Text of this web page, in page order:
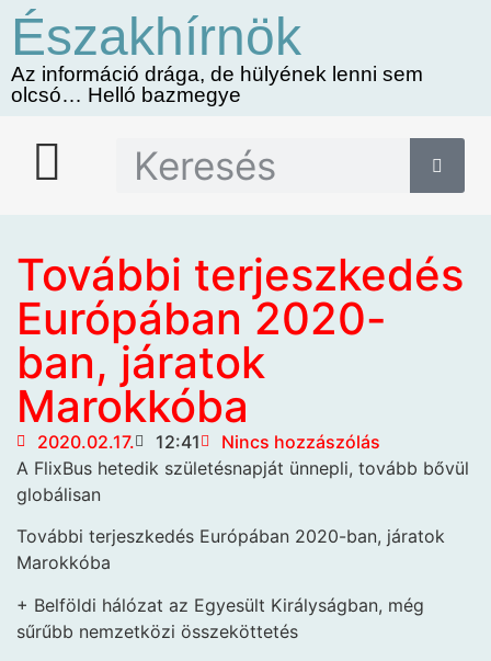
Északhírnök
Az információ drága, de hülyének lenni sem
olcsó… Helló bazmegye
További terjeszkedés
Európában 2020-
ban, járatok
Marokkóba
2020.02.17. 12:41
Nincs hozzászólás
A FlixBus hetedik születésnapját ünnepli, tovább bővül
globálisan
További terjeszkedés Európában 2020-ban, járatok
Marokkóba
+ Belföldi hálózat az Egyesült Királyságban, még
sűrűbb nemzetközi összeköttetés